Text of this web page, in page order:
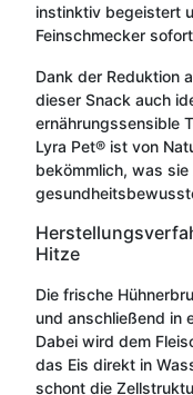
instinktiv begeistert
Feinschmecker
Dank der Reduktion
dieser Snack auch
ernährungssensible
Lyra Pet® ist von
bekömmlich, was
Hitze
Die frische
und anschließend in
Dabei wird dem
das Eis direkt in
schont die